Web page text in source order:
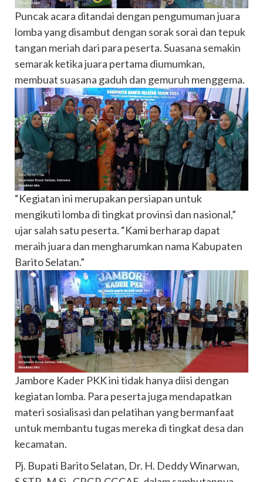
Puncak acara ditandai dengan pengumuman juara
lomba yang disambut dengan sorak sorai dan tepuk
tangan meriah dari para peserta. Suasana semakin
semarak ketika juara pertama diumumkan,
membuat suasana gaduh dan gemuruh menggema.
“Kegiatan ini merupakan persiapan untuk
mengikuti lomba di tingkat provinsi dan nasional,”
ujar salah satu peserta. “Kami berharap dapat
meraih juara dan mengharumkan nama Kabupaten
Barito Selatan.”
Jambore Kader PKK ini tidak hanya diisi dengan
kegiatan lomba. Para peserta juga mendapatkan
materi sosialisasi dan pelatihan yang bermanfaat
untuk membantu tugas mereka di tingkat desa dan
kecamatan.
Pj. Bupati Barito Selatan, Dr. H. Deddy Winarwan,